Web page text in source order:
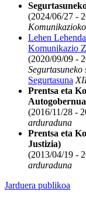
(2024/06/27 -
Lehen
Komunikazio
(2020/09/09 -
Segurtasuna
Prentsa eta
(2016/11/28 -
arduraduna
Prentsa eta
Justizia)
(2013/04/19 -
arduraduna
Jarduera publikoa